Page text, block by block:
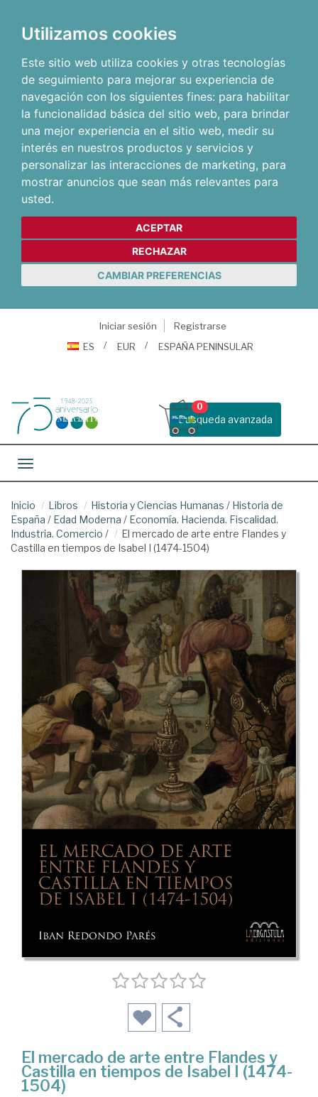
Utilizamos cookies
Este sitio web utiliza cookies y otras tecnologías
de seguimiento para mejorar su experiencia de
navegación con los siguientes fines: para habilitar
la funcionalidad básica del sitio web, para brindar
una mejor experiencia en el sitio web, medir su
interés en nuestros productos y servicios y
personalizar las interacciones de marketing, para
mostrar anuncios que sean más relevantes para
usted.
ACEPTAR
RECHAZAR
CAMBIAR PREFERENCIAS
Iniciar sesión
Registrarse
ES
EUR ESPAÑA PENINSULAR
Busqueda avanzada
0
Toggle navigation
Inicio Libros Historia y Ciencias Humanas / Historia de
España / Edad Moderna / Economía. Hacienda. Fiscalidad.
Industria. Comercio /
El mercado de arte entre Flandes y
Castilla en tiempos de Isabel I (1474-1504)
El mercado de arte entre Flandes y
Castilla en tiempos de Isabel I (1474-
1504)